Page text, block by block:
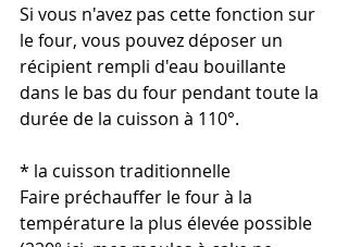
Si vous n'avez pas cette fonction sur
le four, vous pouvez déposer un
récipient rempli d'eau bouillante
dans le bas du four pendant toute la
durée de la cuisson à 110°.
* la cuisson traditionnelle
Faire préchauffer le four à la
température la plus élevée possible